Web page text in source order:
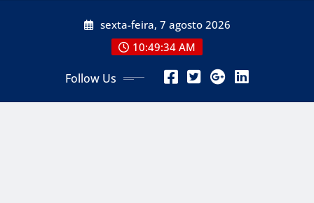
sexta-feira, 7 agosto 2026
10:49:36 AM
Follow Us